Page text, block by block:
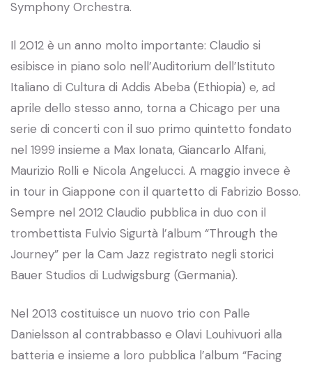
Symphony Orchestra.
Il 2012 è un anno molto importante: Claudio si
esibisce in piano solo nell’Auditorium dell’Istituto
Italiano di Cultura di Addis Abeba (Ethiopia) e, ad
aprile dello stesso anno, torna a Chicago per una
serie di concerti con il suo primo quintetto fondato
nel 1999 insieme a Max Ionata, Giancarlo Alfani,
Maurizio Rolli e Nicola Angelucci. A maggio invece è
in tour in Giappone con il quartetto di Fabrizio Bosso.
Sempre nel 2012 Claudio pubblica in duo con il
trombettista Fulvio Sigurtà l’album “Through the
Journey” per la Cam Jazz registrato negli storici
Bauer Studios di Ludwigsburg (Germania).
Nel 2013 costituisce un nuovo trio con Palle
Danielsson al contrabbasso e Olavi Louhivuori alla
batteria e insieme a loro pubblica l’album “Facing